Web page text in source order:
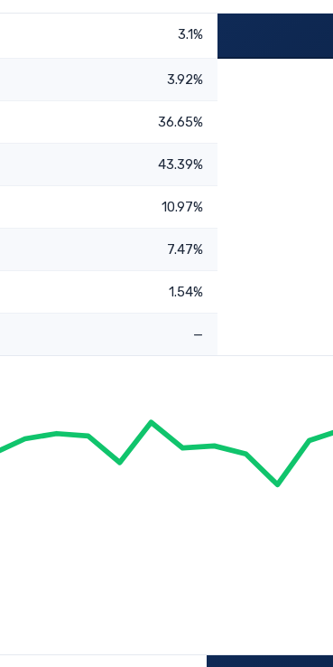
3.1%
3.92%
36.65%
43.39%
10.97%
7.47%
1.54%
—